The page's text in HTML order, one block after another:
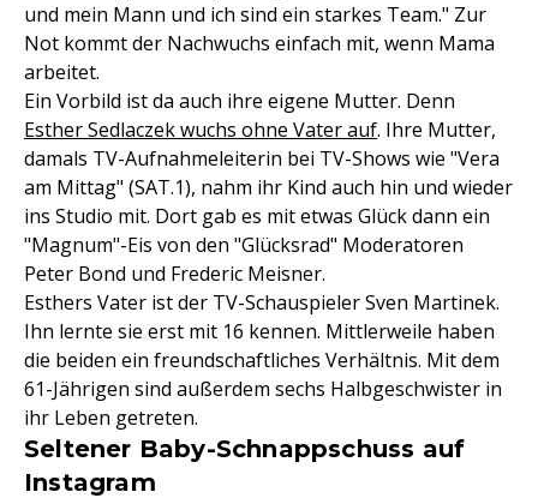
und mein Mann und ich sind ein starkes Team." Zur
Not kommt der Nachwuchs einfach mit, wenn Mama
arbeitet.
Ein Vorbild ist da auch ihre eigene Mutter. Denn
Esther Sedlaczek wuchs ohne Vater auf. Ihre Mutter,
damals TV-Aufnahmeleiterin bei TV-Shows wie "Vera
am Mittag" (SAT.1), nahm ihr Kind auch hin und wieder
ins Studio mit. Dort gab es mit etwas Glück dann ein
"Magnum"-Eis von den "Glücksrad" Moderatoren
Peter Bond und Frederic Meisner.
Esthers Vater ist der TV-Schauspieler Sven Martinek.
Ihn lernte sie erst mit 16 kennen. Mittlerweile haben
die beiden ein freundschaftliches Verhältnis. Mit dem
61-Jährigen sind außerdem sechs Halbgeschwister in
ihr Leben getreten.
Seltener Baby-Schnappschuss auf
Instagram